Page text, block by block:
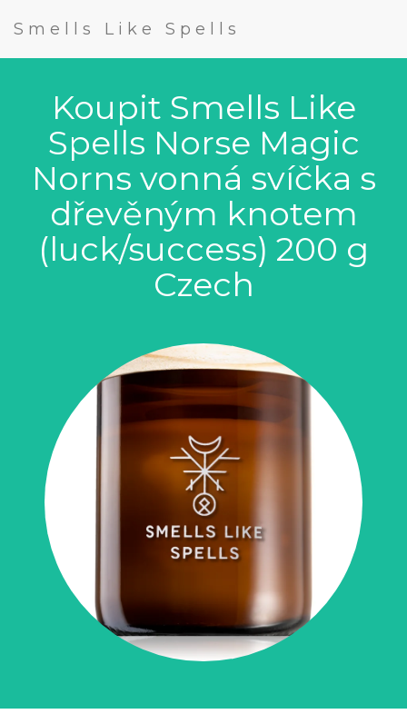
Smells Like Spells
Koupit Smells Like
Spells Norse Magic
Norns vonná svíčka s
dřevěným knotem
(luck/success) 200 g
Czech